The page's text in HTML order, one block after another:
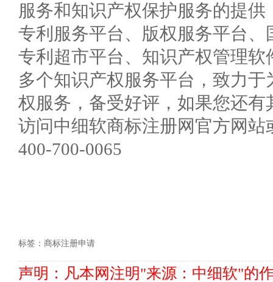
服务和知识产权保护服务的提
专利服务平台、版权服务平台
专利超市平台、知识产权管理
多个知识产权服务平台，致力
权服务，备受好评，如果您还
访问中细软商标注册网官方网
400-700-0065
标签： 商标注册申请
声明：凡本网注明"来源：中细软"的